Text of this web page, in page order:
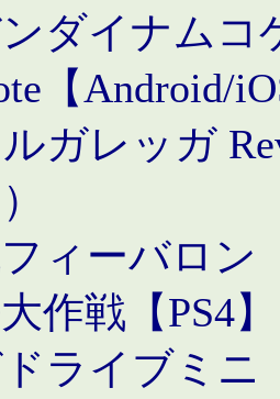
ダイナムコ
【Android/
ガレッガ
ィーバロン
作戦【PS4
ライブミニ